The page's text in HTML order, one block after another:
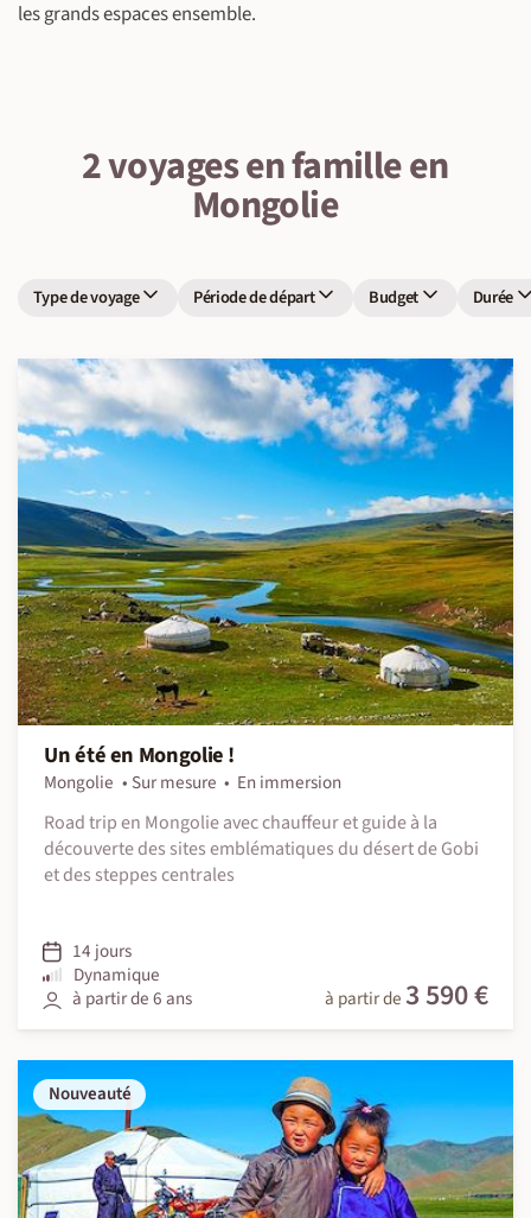
les grands espaces ensemble.
2 voyages en famille en
Mongolie
Type de voyage Période de départ Budget Durée
Un été en Mongolie !
Mongolie Sur mesure
En immersion
Road trip en Mongolie avec chauffeur et guide à la
découverte des sites emblématiques du désert de Gobi
et des steppes centrales
14 jours
Dynamique
à partir de 6 ans
à partir de 3 590 €
Nouveauté